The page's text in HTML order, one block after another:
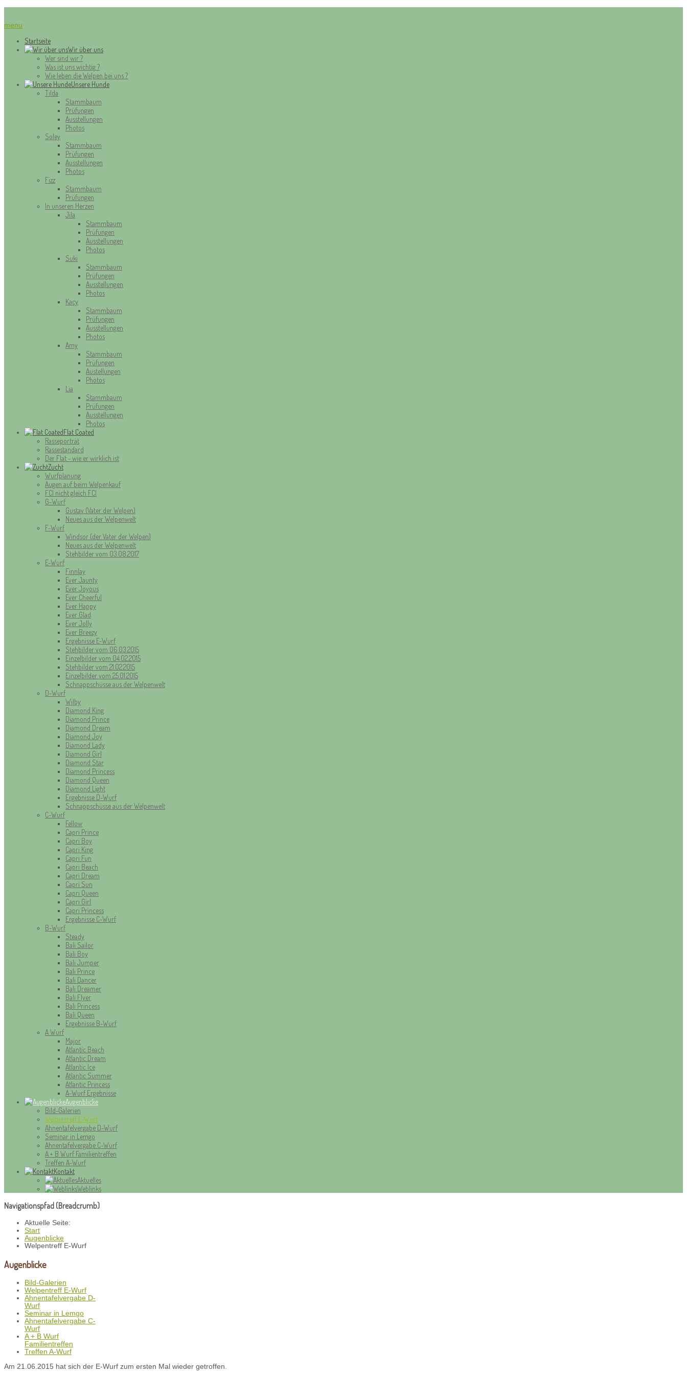
menu
Startseite
Wir über uns
Wer sind wir ?
Was ist uns wichtig ?
Wie leben die Welpen bei uns ?
Unsere Hunde
Tilda
Stammbaum
Prüfungen
Ausstellungen
Photos
Soley
Stammbaum
Prüfungen
Ausstellungen
Photos
Fizz
Stammbaum
Prüfungen
In unseren Herzen
Jila
Stammbaum
Prüfungen
Ausstellungen
Photos
Suki
Stammbaum
Prüfungen
Ausstellungen
Photos
Kacy
Stammbaum
Prüfungen
Ausstellungen
Photos
Amy
Stammbaum
Prüfungen
Austellungen
Photos
Lia
Stammbaum
Prüfungen
Ausstellungen
Photos
Flat Coated
Rasseporträt
Rassestandard
Der Flat - wie er wirklich ist
Zucht
Wurfplanung
Augen auf beim Welpenkauf
FCI nicht gleich FCI
G-Wurf
Gustav (Vater der Welpen)
Neues aus der Welpenwelt
F-Wurf
Windsor (der Vater der Welpen)
Neues aus der Welpenwelt
Stehbilder vom 03.08.2017
E-Wurf
Finnlay
Ever Jaunty
Ever Joyous
Ever Cheerful
Ever Happy
Ever Glad
Ever Jolly
Ever Breezy
Ergebnisse E-Wurf
Stehbilder vom 06.03.2015
Einzelbilder vom 04.02.2015
Stehbilder vom 21.02.2015
Einzelbilder vom 25.01.2015
Schnappschüsse aus der Welpenwelt
D-Wurf
Wilby
Diamond King
Diamond Prince
Diamond Dream
Diamond Joy
Diamond Lady
Diamond Girl
Diamond Star
Diamond Princess
Diamond Queen
Diamond Light
Ergebnisse D-Wurf
Schnappschüsse aus der Welpenwelt
C-Wurf
Fellow
Capri Prince
Capri Boy
Capri King
Capri Fun
Capri Beach
Capri Dream
Capri Sun
Capri Queen
Capri Girl
Capri Princess
Ergebnisse C-Wurf
B-Wurf
Steady
Bali Sailor
Bali Boy
Bali Jumper
Bali Prince
Bali Dancer
Bali Dreamer
Bali Flyer
Bali Princess
Bali Queen
Ergebnisse B-Wurf
A Wurf
Major
Atlantic Beach
Atlantic Dream
Atlantic Ice
Atlantic Summer
Atlantic Princess
A-Wurf Ergebnisse
Augenblicke
Bild-Galerien
Welpentreff E-Wurf
Ahnentafelvergabe D-Wurf
Seminar in Lemgo
Ahnentafelvergabe C-Wurf
A + B Wurf Familientreffen
Treffen A-Wurf
Kontakt
Aktuelles
Weblinks
Navigationspfad (Breadcrumb)
Aktuelle Seite:
Start
Augenblicke
Welpentreff E-Wurf
Augenblicke
Bild-Galerien
Welpentreff E-Wurf
Ahnentafelvergabe D-
Wurf
Seminar in Lemgo
Ahnentafelvergabe C-
Wurf
A + B Wurf
Familientreffen
Treffen A-Wurf
Am 21.06.2015 hat sich der E-Wurf zum ersten Mal wieder getroffen.